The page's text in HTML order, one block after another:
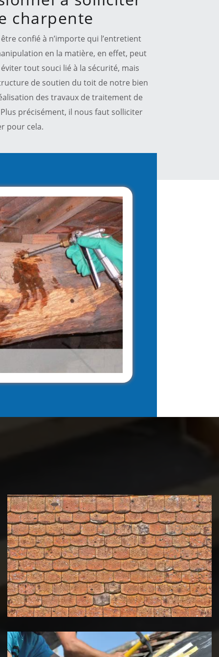
charpente
confié à n’importe qui l’entretient
en la matière, en effet, peut
tout souci lié à la sécurité, mais
de soutien du toit de notre bien
des travaux de traitement de
précisément, il nous faut solliciter
pour cela.
Nettoyage et démoussage de
toiture 39 Jura